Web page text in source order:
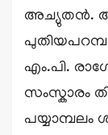
അച്യുതൻ.
എം.പി.
സംസ്കാരം
പയ്യാമ്പലം